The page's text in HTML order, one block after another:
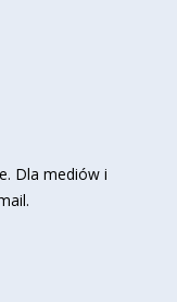
. Dla mediów i